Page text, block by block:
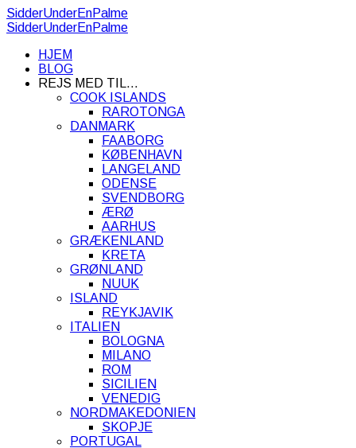
SidderUnderEnPalme
SidderUnderEnPalme
HJEM
BLOG
REJS MED TIL…
COOK ISLANDS
RAROTONGA
DANMARK
FAABORG
KØBENHAVN
LANGELAND
ODENSE
SVENDBORG
ÆRØ
AARHUS
GRÆKENLAND
KRETA
GRØNLAND
NUUK
ISLAND
REYKJAVIK
ITALIEN
BOLOGNA
MILANO
ROM
SICILIEN
VENEDIG
NORDMAKEDONIEN
SKOPJE
PORTUGAL